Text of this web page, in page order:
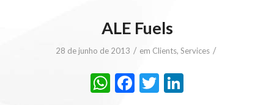
ALE Fuels
28 de junho de 2013 / em Clients, Services /
WhatsApp
Facebook
Twitter